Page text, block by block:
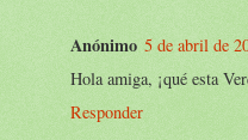
Anónimo 5 de abril de
Hola amiga, ¡qué esta
Responder